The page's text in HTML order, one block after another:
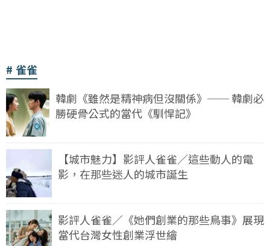
雀雀
韓劇《雖然是精神病但沒關係》── 韓劇必
勝硬骨公式的當代《馴悍記》
【城市魅力】影評人雀雀／這些動人的電
影，在那些迷人的城市誕生
影評人雀雀／《她們創業的那些鳥事》展現
當代台灣女性創業浮世繪